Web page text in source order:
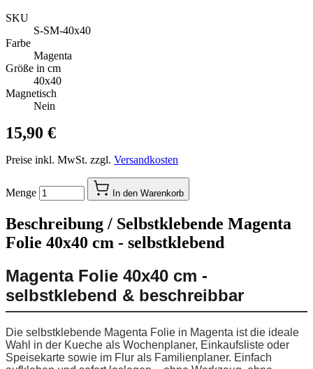
SKU
S-SM-40x40
Farbe
Magenta
Größe in cm
40x40
Magnetisch
Nein
15,90 €
Preise inkl. MwSt. zzgl. Versandkosten
Menge In den Warenkorb
Beschreibung / Selbstklebende Magenta
Folie 40x40 cm - selbstklebend
Magenta Folie 40x40 cm -
selbstklebend & beschreibbar
Die selbstklebende Magenta Folie in Magenta ist die ideale
Wahl in der Kueche als Wochenplaner, Einkaufsliste oder
Speisekarte sowie im Flur als Familienplaner. Einfach